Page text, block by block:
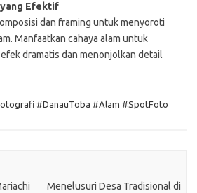
Efektif
dan framing untuk menyoroti
Manfaatkan cahaya alam untuk
dramatis dan menonjolkan detail
#DanauToba #Alam #SpotFoto
Menelusuri Desa Tradisional di